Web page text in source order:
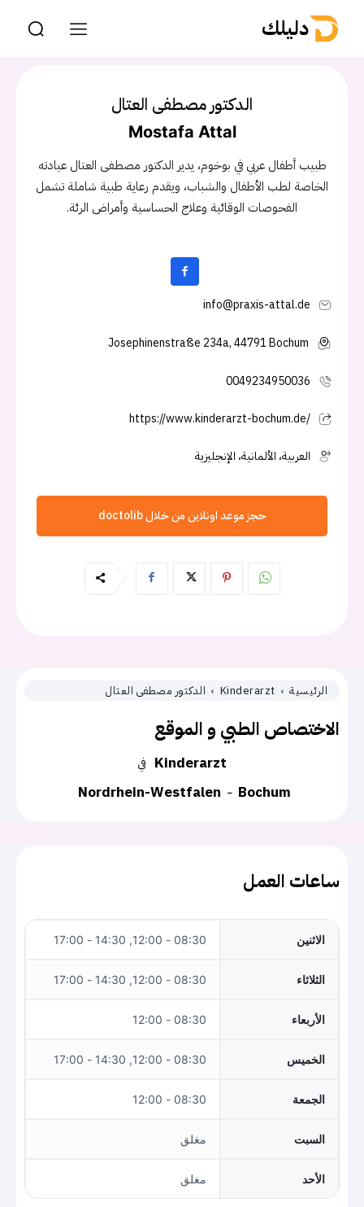
دليلك
الرئيسية Kinderarzt الدكتور مصطفى العتال
الاختصاص الطبي و الموقع
في Kinderarzt
Nordrhein-Westfalen
Bochum
ساعات العمل
الاثنين 08:30 - 12:00, 14:30 - 17:00
الثلاثاء 08:30 - 12:00, 14:30 - 17:00
الأربعاء 08:30 - 12:00
الخميس 08:30 - 12:00, 14:30 - 17:00
الجمعة 08:30 - 12:00
السبت مغلق
الأحد مغلق
الدكتور مصطفى العتال
Mostafa Attal
طبيب أطفال عربي في بوخوم، يدير الدكتور مصطفى العتال عيادته
الخاصة لطب الأطفال والشباب، ويقدم رعاية طبية شاملة تشمل
الفحوصات الوقائية وعلاج الحساسية وأمراض الرئة.
info@praxis-attal.de
Josephinenstraße 234a, 44791 Bochum
0049234950036
https://www.kinderarzt-bochum.de/
العربية، الألمانية، الإنجليزية
حجز موعد اونلاين من خلال doctolib